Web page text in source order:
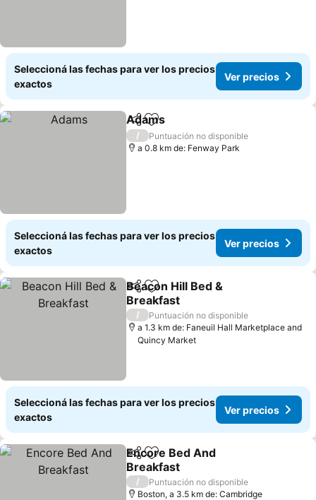
Seleccioná las fechas para ver los precios
exactos
Ver precios
CompartirAñadir a favoritos
Adams
/
Puntuación no disponible
a 0.8 km de: Fenway Park
Seleccioná las fechas para ver los precios
exactos
Ver precios
CompartirAñadir a favoritos
Beacon Hill Bed &
Breakfast
Ver precios
/
Puntuación no disponible
a 1.3 km de: Faneuil Hall Marketplace and
Quincy Market
Seleccioná las fechas para ver los precios
exactos
Ver precios
CompartirAñadir a favoritos
Encore Bed And
Breakfast
Ver precios
/
Puntuación no disponible
Boston, a 3.5 km de: Cambridge